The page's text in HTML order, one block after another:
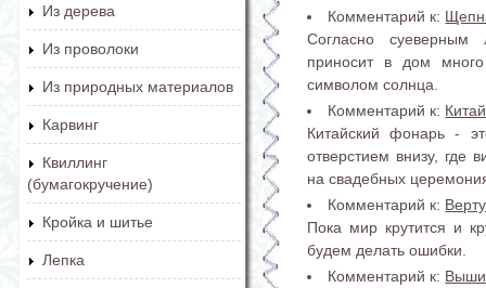
Из дерева
Из проволоки
Из природных материалов
Карвинг
Квиллинг
(бумагокручение)
Кройка и шитье
Лепка
Комментарий к:
Согласно суеверным
приносит в дом
символом солнца.
Комментарий к:
Китайский фонарь -
отверстием внизу, где
на свадебных
Комментарий к:
Пока мир крутится и
будем делать ошибки.
Комментарий к: